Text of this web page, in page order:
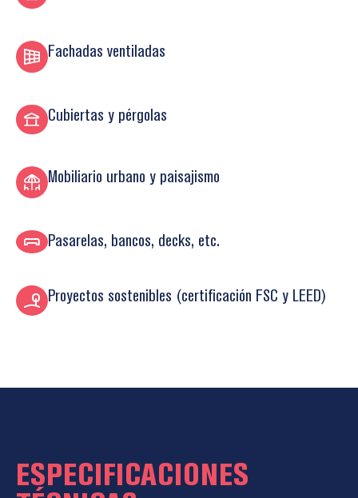
Fachadas ventiladas
Cubiertas y pérgolas
Mobiliario urbano y paisajismo
Pasarelas, bancos, decks, etc.
Proyectos sostenibles (certificación FSC y LEED)
ESPECIFICACIONES